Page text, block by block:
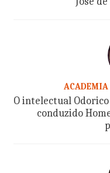
O intelectual
conduzido